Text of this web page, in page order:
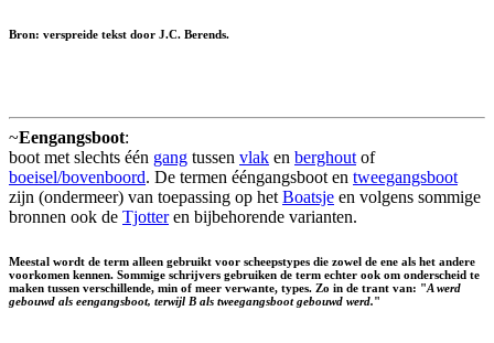
Bron: verspreide tekst door J.C. Berends.
~Eengangsboot:
boot met slechts één gang tussen vlak en berghout of
boeisel/bovenboord. De termen ééngangsboot en tweegangsboot
zijn (ondermeer) van toepassing op het Boatsje en volgens sommige
bronnen ook de Tjotteren bijbehorende varianten.
Meestal wordt de term alleen gebruikt voor scheepstypes die zowel de ene als het andere
voorkomen kennen. Sommige schrijvers gebruiken de term echter ook om onderscheid te
maken tussen verschillende, min of meer verwante, types. Zo in de trant van: "A werd
gebouwd als eengangsboot, terwijl B als tweegangsboot gebouwd werd."